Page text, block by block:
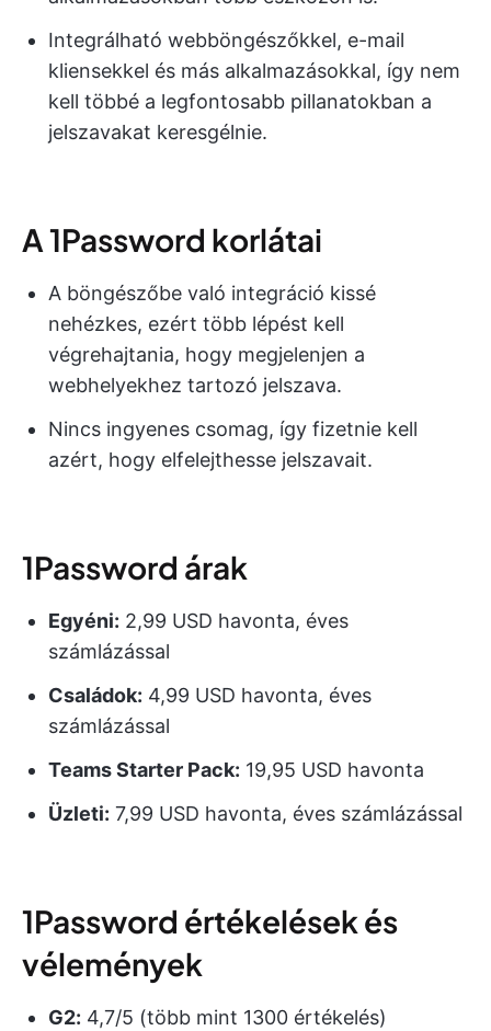
Integrálható webböngészőkkel, e-mail
kliensekkel és más alkalmazásokkal, így nem
kell többé a legfontosabb pillanatokban a
jelszavakat keresgélnie.
A 1Password korlátai
A böngészőbe való integráció kissé
nehézkes, ezért több lépést kell
végrehajtania, hogy megjelenjen a
webhelyekhez tartozó jelszava.
Nincs ingyenes csomag, így fizetnie kell
azért, hogy elfelejthesse jelszavait.
1Password árak
Egyéni: 2,99 USD havonta, éves
számlázással
Családok: 4,99 USD havonta, éves
számlázással
Teams Starter Pack: 19,95 USD havonta
Üzleti: 7,99 USD havonta, éves számlázással
1Password értékelések és
vélemények
G2: 4,7/5 (több mint 1300 értékelés)